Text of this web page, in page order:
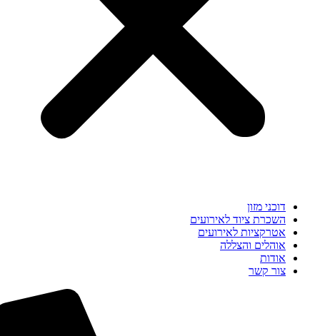
דוכני מזון
השכרת ציוד לאירועים
אטרקציות לאירועים
אוהלים והצללה
אודות
צור קשר